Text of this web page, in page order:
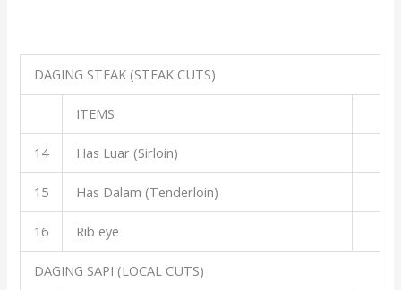
DAGING STEAK (STEAK CUTS)
ITEMS
14 Has Luar (Sirloin)
15 Has Dalam (Tenderloin)
16 Rib eye
DAGING SAPI (LOCAL CUTS)